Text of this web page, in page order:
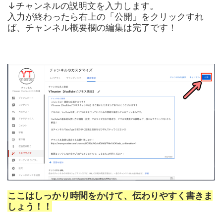
↓チャンネルの説明文を入力します。
入力が終わったら右上の「公開」をクリックすれ
ば、チャンネル概要欄の編集は完了です！
ここはしっかり時間をかけて、伝わりやすく書きま
しょう！！